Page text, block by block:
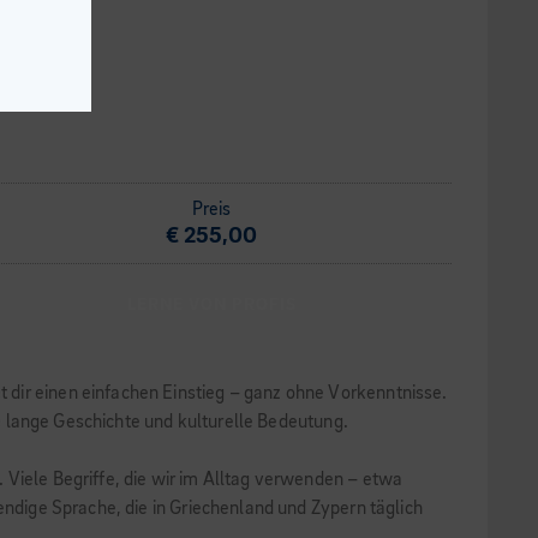
Preis
€ 255,00
einen einfachen Einstieg – ganz ohne Vorkenntnisse.
Geschichte und kulturelle Bedeutung.
Viele Begriffe, die wir im Alltag verwenden – etwa
Sprache, die in Griechenland und Zypern täglich